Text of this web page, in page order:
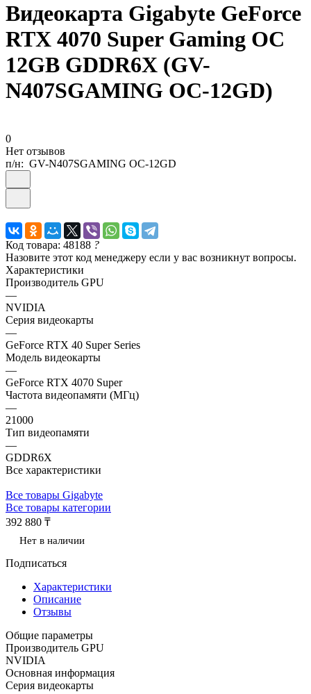
Видеокарта Gigabyte GeForce
RTX 4070 Super Gaming OC
12GB GDDR6X (GV-
N407SGAMING OC-12GD)
0
Нет отзывов
п/н: GV-N407SGAMING OC-12GD
Код товара: 48188 ?
Назовите этот код менеджеру если у вас возникнут вопросы.
Характеристики
Производитель GPU
—
NVIDIA
Серия видеокарты
—
GeForce RTX 40 Super Series
Модель видеокарты
—
GeForce RTX 4070 Super
Частота видеопамяти (МГц)
—
21000
Тип видеопамяти
—
GDDR6X
Все характеристики
Все товары Gigabyte
Все товары категории
392 880 ₸
Нет в наличии
Подписаться
Характеристики
Описание
Отзывы
Общие параметры
Производитель GPU
NVIDIA
Основная информация
Серия видеокарты